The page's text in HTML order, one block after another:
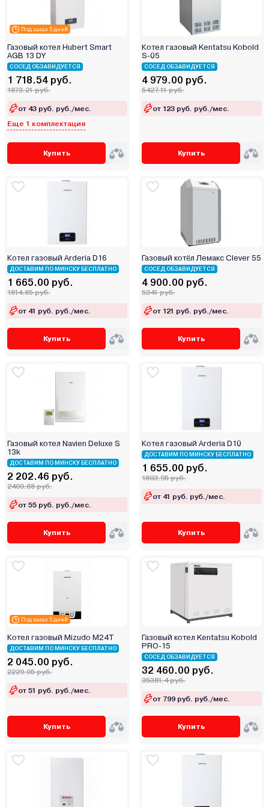
Greolit
GTM
Haier
Hubert
Immergas
Kentatsu
Kiturami
Kotitonttu
LTEC
METEOR Thermo
Midea
Mizudo
MORA-TOP
Neva
Opop
Rispa
Sakovich
Sas
Sime
Skat
Stoker
TECLine
Teplodom
Termet
Termica
Thermex
TIS
VGR
Viadrus
Под заказ 5 дней
Газовый котел Hubert Smart
AGB 13 DY
СОСЕД ОБЗАВИДУЕТСЯ
1 718.54 руб.
1873.21 руб.
от 43 руб. руб./мес.
Еще 1 комплектация
Купить
Котел газовый Kentatsu Kobold
S-05
СОСЕД ОБЗАВИДУЕТСЯ
4 979.00 руб.
5427.11 руб.
от 123 руб. руб./мес.
Купить
Котел газовый Arderia D16
ДОСТАВИМ ПО МИНСКУ БЕСПЛАТНО
1 665.00 руб.
1814.85 руб.
от 41 руб. руб./мес.
Купить
Газовый котёл Лемакс Clever 55
СОСЕД ОБЗАВИДУЕТСЯ
4 900.00 руб.
5341 руб.
от 121 руб. руб./мес.
Купить
Газовый котел Navien Deluxe S
13k
ДОСТАВИМ ПО МИНСКУ БЕСПЛАТНО
2 202.46 руб.
2400.68 руб.
от 55 руб. руб./мес.
Купить
Котел газовый Arderia D10
ДОСТАВИМ ПО МИНСКУ БЕСПЛАТНО
1 655.00 руб.
1803.95 руб.
от 41 руб. руб./мес.
Купить
Под заказ 5 дней
Котел газовый Mizudo M24T
ДОСТАВИМ ПО МИНСКУ БЕСПЛАТНО
2 045.00 руб.
2229.05 руб.
от 51 руб. руб./мес.
Купить
Газовый котел Kentatsu Kobold
PRO-15
СОСЕД ОБЗАВИДУЕТСЯ
32 460.00 руб.
35381.4 руб.
от 799 руб. руб./мес.
Купить